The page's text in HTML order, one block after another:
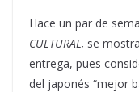
Hace un par de
CULTURAL, se
entrega, pues
del japonés “mejor